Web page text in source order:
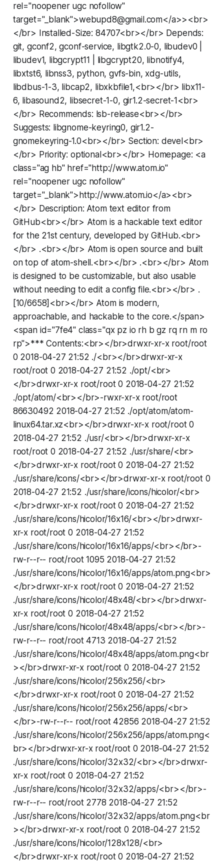
rel="noopener ugc nofollow"
target="_blank">webupd8@gmail.com</a>><br>
</br> Installed-Size: 84707<br></br> Depends:
git, gconf2, gconf-service, libgtk2.0-0, libudev0 |
libudev1, libgcrypt11 | libgcrypt20, libnotify4,
libxtst6, libnss3, python, gvfs-bin, xdg-utils,
libdbus-1-3, libcap2, libxkbfile1,<br></br> libx11-
6, libasound2, libsecret-1-0, gir1.2-secret-1<br>
</br> Recommends: lsb-release<br></br>
Suggests: libgnome-keyring0, gir1.2-
gnomekeyring-1.0<br></br> Section: devel<br>
</br> Priority: optional<br></br> Homepage: <a
class="ag hb" href="http://www.atom.io"
rel="noopener ugc nofollow"
target="_blank">http://www.atom.io</a><br>
</br> Description: Atom text editor from
GitHub<br></br> Atom is a hackable text editor
for the 21st century, developed by GitHub.<br>
</br> .<br></br> Atom is open source and built
on top of atom-shell.<br></br> .<br></br> Atom
is designed to be customizable, but also usable
without needing to edit a config file.<br></br> .
[10/6658]<br></br> Atom is modern,
approachable, and hackable to the core.</span>
<span id="7fe4" class="qx pz io rh b gz rq rn m ro
rp">*** Contents:<br></br>drwxr-xr-x root/root
0 2018-04-27 21:52 ./<br></br>drwxr-xr-x
root/root 0 2018-04-27 21:52 ./opt/<br>
</br>drwxr-xr-x root/root 0 2018-04-27 21:52
./opt/atom/<br></br>-rwxr-xr-x root/root
86630492 2018-04-27 21:52 ./opt/atom/atom-
linux64.tar.xz<br></br>drwxr-xr-x root/root 0
2018-04-27 21:52 ./usr/<br></br>drwxr-xr-x
root/root 0 2018-04-27 21:52 ./usr/share/<br>
</br>drwxr-xr-x root/root 0 2018-04-27 21:52
./usr/share/icons/<br></br>drwxr-xr-x root/root 0
2018-04-27 21:52 ./usr/share/icons/hicolor/<br>
</br>drwxr-xr-x root/root 0 2018-04-27 21:52
./usr/share/icons/hicolor/16x16/<br></br>drwxr-
xr-x root/root 0 2018-04-27 21:52
./usr/share/icons/hicolor/16x16/apps/<br></br>-
rw-r--r-- root/root 1095 2018-04-27 21:52
./usr/share/icons/hicolor/16x16/apps/atom.png<br>
</br>drwxr-xr-x root/root 0 2018-04-27 21:52
./usr/share/icons/hicolor/48x48/<br></br>drwxr-
xr-x root/root 0 2018-04-27 21:52
./usr/share/icons/hicolor/48x48/apps/<br></br>-
rw-r--r-- root/root 4713 2018-04-27 21:52
./usr/share/icons/hicolor/48x48/apps/atom.png<br
></br>drwxr-xr-x root/root 0 2018-04-27 21:52
./usr/share/icons/hicolor/256x256/<br>
</br>drwxr-xr-x root/root 0 2018-04-27 21:52
./usr/share/icons/hicolor/256x256/apps/<br>
</br>-rw-r--r-- root/root 42856 2018-04-27 21:52
./usr/share/icons/hicolor/256x256/apps/atom.png<
br></br>drwxr-xr-x root/root 0 2018-04-27 21:52
./usr/share/icons/hicolor/32x32/<br></br>drwxr-
xr-x root/root 0 2018-04-27 21:52
./usr/share/icons/hicolor/32x32/apps/<br></br>-
rw-r--r-- root/root 2778 2018-04-27 21:52
./usr/share/icons/hicolor/32x32/apps/atom.png<br
></br>drwxr-xr-x root/root 0 2018-04-27 21:52
./usr/share/icons/hicolor/128x128/<br>
</br>drwxr-xr-x root/root 0 2018-04-27 21:52